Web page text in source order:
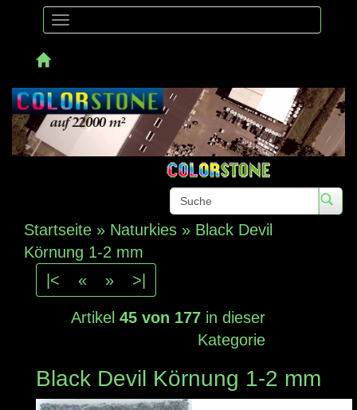
Toggle
Startseite » Naturkies » Black Devil
Körnung 1-2 mm
|<
« » >|
Artikel45 von 177 in dieser
Kategorie
Black Devil Körnung 1-2 mm